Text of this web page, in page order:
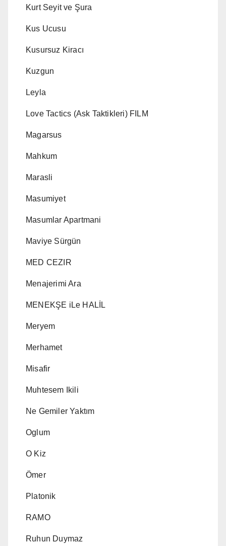
Kurt Seyit ve Şura
Kus Ucusu
Kusursuz Kiracı
Kuzgun
Leyla
Love Tactics (Ask Taktikleri) FILM
Magarsus
Mahkum
Marasli
Masumiyet
Masumlar Apartmani
Maviye Sürgün
MED CEZIR
Menajerimi Ara
MENEKŞE iLe HALİL
Meryem
Merhamet
Misafir
Muhtesem Ikili
Ne Gemiler Yaktım
Oglum
O Kiz
Ömer
Platonik
RAMO
Ruhun Duymaz